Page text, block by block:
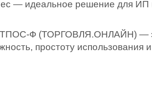
— идеальное решение для ИП
Ф (ТОРГОВЛЯ.ОНЛАЙН) — это
простоту использования